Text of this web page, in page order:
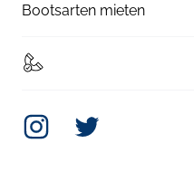
Bootsarten mieten
InstagramTwitter